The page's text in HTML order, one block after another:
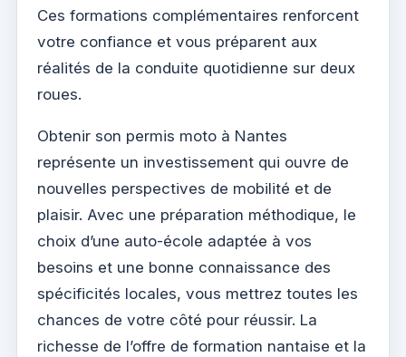
Ces formations complémentaires renforcent
votre confiance et vous préparent aux
réalités de la conduite quotidienne sur deux
roues.
Obtenir son permis moto à Nantes
représente un investissement qui ouvre de
nouvelles perspectives de mobilité et de
plaisir. Avec une préparation méthodique, le
choix d’une auto-école adaptée à vos
besoins et une bonne connaissance des
spécificités locales, vous mettrez toutes les
chances de votre côté pour réussir. La
richesse de l’offre de formation nantaise et la